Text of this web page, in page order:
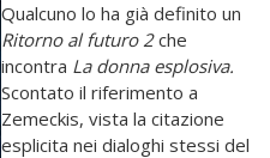
Qualcuno lo ha già definito un
Ritorno al futuro 2che
incontra La donna esplosiva.
Scontato il riferimento a
Zemeckis, vista la citazione
esplicita nei dialoghi stessi del